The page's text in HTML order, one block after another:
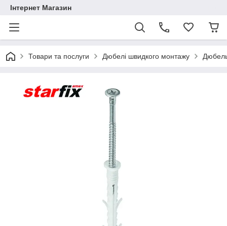
Інтернет Магазин
Товари та послуги Дюбелі швидкого монтажу